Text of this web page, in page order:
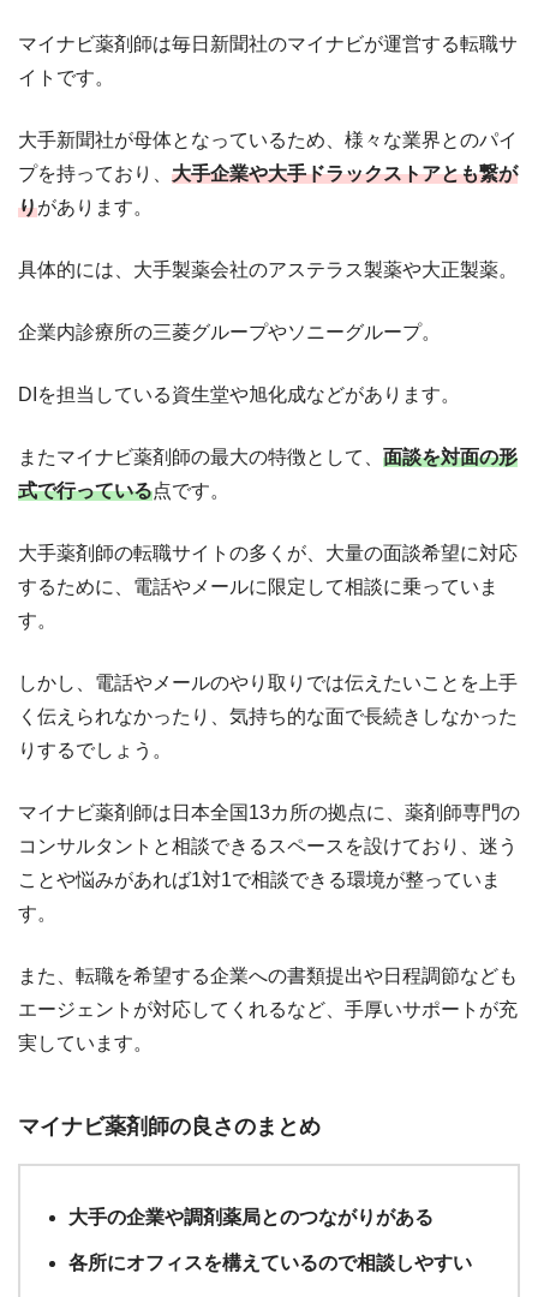
マイナビ薬剤師は毎日新聞社のマイナビが運営する転職サ
イトです。
大手新聞社が母体となっているため、様々な業界とのパイ
プを持っており、 大手企業や大手ドラックストアとも繋が
りがあります。
具体的には、大手製薬会社のアステラス製薬や大正製薬。
企業内診療所の三菱グループやソニーグループ。
DIを担当している資生堂や旭化成などがあります。
またマイナビ薬剤師の最大の特徴として、 面談を対面の形
式で行っている点です。
大手薬剤師の転職サイトの多くが、大量の面談希望に対応
するために、電話やメールに限定して相談に乗っていま
す。
しかし、電話やメールのやり取りでは伝えたいことを上手
く伝えられなかったり、気持ち的な面で長続きしなかった
りするでしょう。
マイナビ薬剤師は日本全国13カ所の拠点に、薬剤師専門の
コンサルタントと相談できるスペースを設けており、迷う
ことや悩みがあれば1対1で相談できる環境が整っていま
す。
また、転職を希望する企業への書類提出や日程調節なども
エージェントが対応してくれるなど、手厚いサポートが充
実しています。
マイナビ薬剤師の良さのまとめ
大手の企業や調剤薬局とのつながりがある
各所にオフィスを構えているので相談しやすい